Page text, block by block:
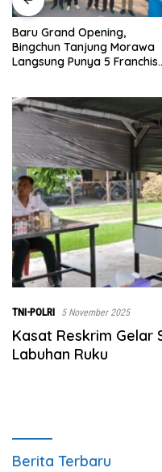
Bupati Dukung Pelestarian
Budaya Melayu Melalui
Gebyar Bertanjak Jilid 7
TNI-POLRI 5 November 2025
Kasat Reskrim Gelar
Labuhan Ruku
Berita Terbaru